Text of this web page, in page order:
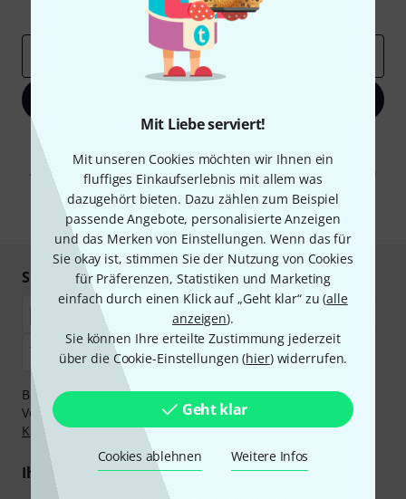
Mit Liebe serviert!
Mit unseren Cookies möchten wir Ihnen ein
fluffiges Einkaufserlebnis mit allem was
dazugehört bieten. Dazu zählen zum Beispiel
passende Angebote, personalisierte Anzeigen
und das Merken von Einstellungen. Wenn das für
Sie okay ist, stimmen Sie der Nutzung von Cookies
für Präferenzen, Statistiken und Marketing
einfach durch einen Klick auf „Geht klar“ zu (alle
anzeigen).
Sie können Ihre erteilte Zustimmung jederzeit
über die Cookie-Einstellungen (hier) widerrufen.
Geht klar
Cookies ablehnen Weitere Infos
Inspirierende Beiträge
Deals
Mit Klick auf „Jetzt anmelden“ stimmen Sie dem Erhalt von E-Mail-
Werbung und einer Messung des E-Mail-Nutzungsverhaltens zu. Die
Abmeldung ist jederzeit möglich. Weitere Informationen finden Sie in
unserenDatenschutzhinweisen.
* Pflichtfeld
Sicher einkaufen & bezahlen
Bezahlen Sie vertraulich und sicher per Nachnahme,
Vorkasse, PayPal, Amazon Pay,Klarna Sofort bezahlen
,
Klarna Ratenzahlungoder Kreditkarte.
Ihre Vorteile